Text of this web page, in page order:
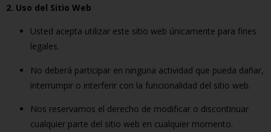
2. Uso del Sitio Web
Usted acepta utilizar este sitio web únicamente para fines
legales.
No deberá participar en ninguna actividad que pueda dañar,
interrumpir o interferir con la funcionalidad del sitio web.
Nos reservamos el derecho de modificar o discontinuar
cualquier parte del sitio web en cualquier momento.